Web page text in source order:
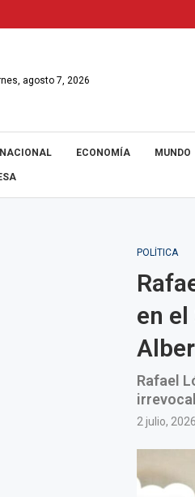
agosto 7, 2026
NACIONAL ECONOMÍA MUNDO
POLÍTICA
en
Rafael
2 julio, 2026